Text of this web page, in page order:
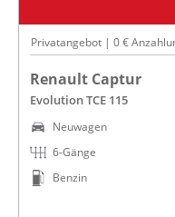
Privatangebot | 0 €
Renault Captur
Evolution TCE 115
Neuwagen
6-Gänge
Benzin